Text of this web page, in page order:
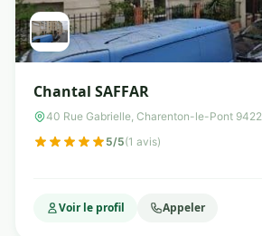
Chantal SAFFAR
40 Rue Gabrielle, Charenton-le-Pont
5/5(1 avis)
Voir le profil Appeler